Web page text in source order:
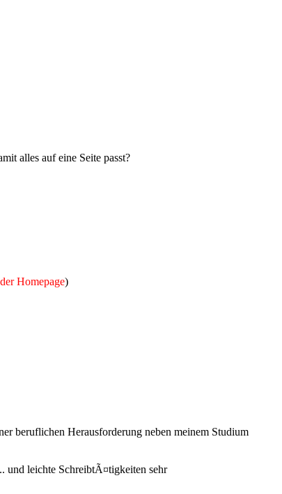
alles auf eine Seite passt?
Homepage)
beruflichen Herausforderung neben meinem Studium
und leichte SchreibtÃ¤tigkeiten sehr